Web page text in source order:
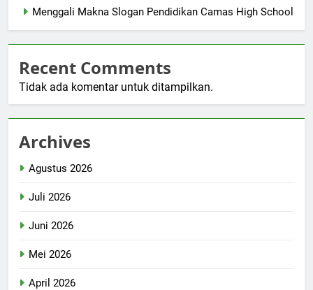
Menggali Makna Slogan Pendidikan Camas High School
Recent Comments
Tidak ada komentar untuk ditampilkan.
Archives
Agustus 2026
Juli 2026
Juni 2026
Mei 2026
April 2026